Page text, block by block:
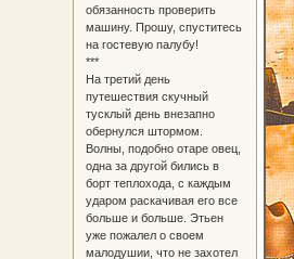
обязанность проверить
машину. Прошу, спуститесь
на гостевую палубу!
***
На третий день
путешествия скучный
тусклый день внезапно
обернулся штормом.
Волны, подобно отаре овец,
одна за другой бились в
борт теплохода, с каждым
ударом раскачивая его все
больше и больше. Этьен
уже пожалел о своем
малодушии, что не захотел